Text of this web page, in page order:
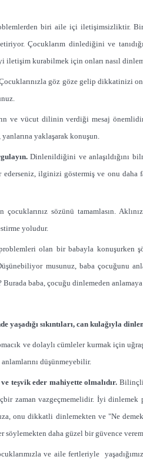
biri aile içi iletişimsizliktir.
Çocuklarım dinlediğini ve
iletişim kurabilmek için onları nasıl
göz göze gelip dikkatinizi
ve vücut dilinin verdiği mesaj
yaklaşarak konuşun.
Dinlenildiğini ve anlaşıldığını
ilginizi göstermiş ve onu daha
çocuklarınız sözünü tamamlasın.
yoludur.
olan bir babayla konuşurken
musunuz, baba çocuğunu
baba, çocuğu dinlemeden anlamaya
yaşadığı sıkıntıları, can kulağıyla
ve dolaylı cümleler kurmak için
düşünmeyebilir.
teşvik eder mahiyette olmalıdır. Bilinçli
zaman vazgeçmemelidir. İyi
onu dikkatli dinlemekten ve "Ne
daha güzel bir güvence
ve aile fertleriyle